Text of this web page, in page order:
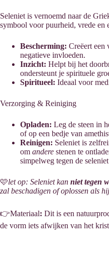
Seleniet is vernoemd naar de
symbool voor puurheid, vrede en
Bescherming: Creëert een
negatieve invloeden.
Inzicht: Helpt bij het
ondersteunt je spirituele
Spiritueel: Ideaal voor
Verzorging & Reiniging
Opladen: Leg de steen in
of op een bedje van
Reinigen: Seleniet is
om andere stenen te
simpelweg tegen de
🩷let op: Seleniet kan niet tegen
zal beschadigen of oplossen als
👉Materiaal: Dit is een
de vorm iets afwijken van het